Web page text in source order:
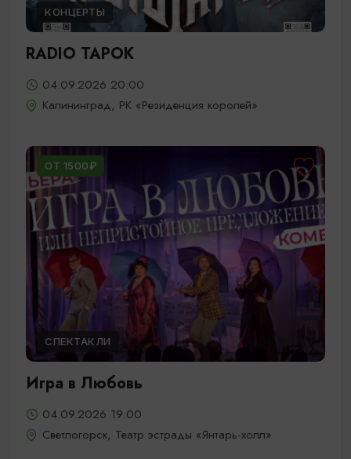
КОНЦЕРТЫ
RADIO TAPOK
04.09.2026 20:00
Калининград, РК «Резиденция королей»
ОТ 1500₽
СПЕКТАКЛИ
Игра в Любовь
04.09.2026 19:00
Светлогорск, Театр эстрады «Янтарь-холл»